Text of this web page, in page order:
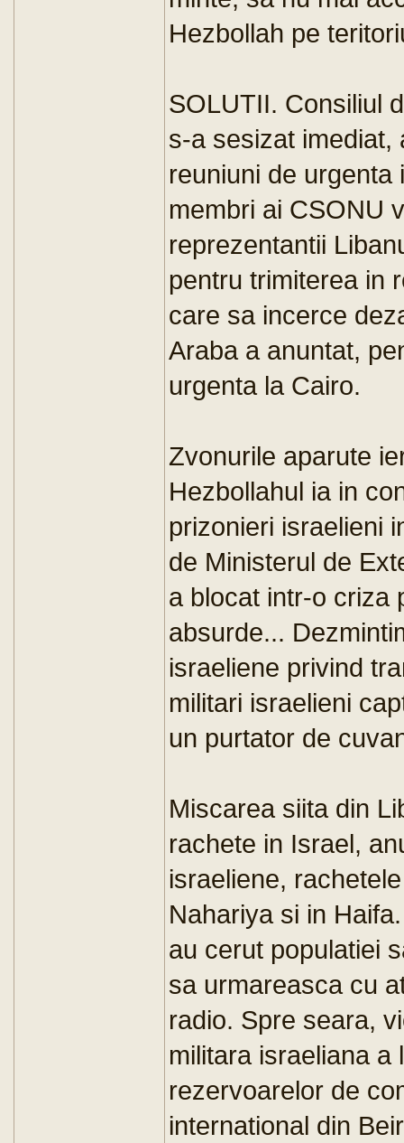
Hezbollah pe
SOLUTII. Consiliul
s-a sesizat imediat,
reuniuni de
membri ai CSONU
reprezentantii
pentru trimiterea in
care sa incerce
Araba a anuntat,
urgenta la Cairo.
Zvonurile aparute
Hezbollahul ia in
prizonieri israelieni
de Ministerul de
a blocat intr-o criza
absurde...
israeliene privind
militari israelieni
un purtator de
Miscarea siita din
rachete in Israel,
israeliene,
Nahariya si in
au cerut populatiei
sa urmareasca cu
radio. Spre seara,
militara israeliana
rezervoarelor de
international din